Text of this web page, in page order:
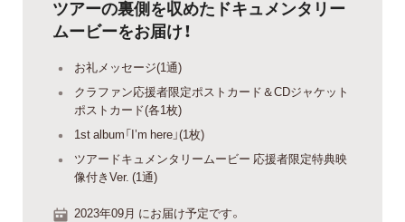
ツアーの裏側を収めたドキュメンタリー
ムービーをお届け！
お礼メッセージ(1通)
クラファン応援者限定ポストカード＆CDジャケット
ポストカード(各1枚)
1st album「I’m here」(1枚)
ツアードキュメンタリームービー 応援者限定特典映
像付きVer. (1通)
2023年09月 にお届け予定です。